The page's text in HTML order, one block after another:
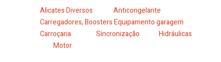
Alicates Diversos
Anticongelante
Carregadores, BoostersEquipamento garagem
Carroçaria
Sincronização
Hidráulicas
Motor